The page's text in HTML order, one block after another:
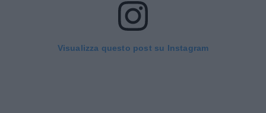
Visualizza questo post su Instagram